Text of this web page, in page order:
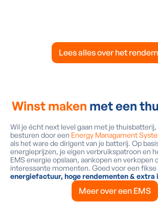
Lees alles over het
Winst maken met een
Wil je écht next level gaan met je thuisbatterij,
besturen door een Energy Managament
als het ware de dirigent van je batterij. Op
energieprijzen, je eigen verbruikspatroon en
EMS energie opslaan, aankopen en verkopen
interessante momenten. Goed voor een fikse
energiefactuur, hoge rendementen & extra
Meer over een EMS